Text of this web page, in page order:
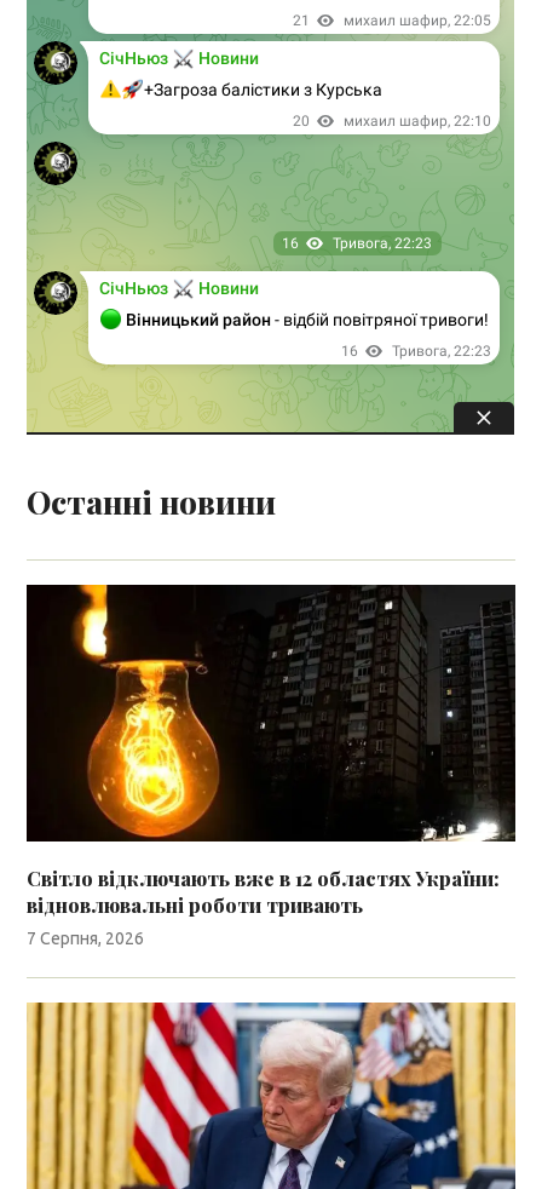
Останні новини
Світло відключають вже в 12 областях України:
відновлювальні роботи тривають
7 Серпня, 2026